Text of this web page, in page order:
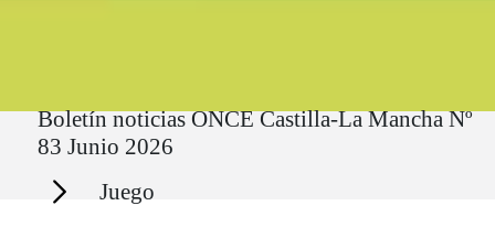
Boletín noticias ONCE Castilla-La Mancha Nº
83 Junio 2026
Secciones Juego